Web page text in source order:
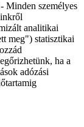
- Minden személyes
analitikai
meg") statisztikai
ha a
adózási